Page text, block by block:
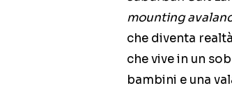
mounting
che diventa
che vive in un
bambini e una